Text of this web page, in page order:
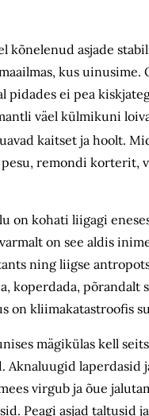
kõnelenud asjade
kus
ei pea
väel külmikuni
kaitset ja hoolt.
remondi korterit,
on kohati liigagi
on see aldis
ning liigse
koperdada,
kliimakatastroofis
mägikülas kell
Aknaluugid
virgub ja õue
Peagi asjad taltusid